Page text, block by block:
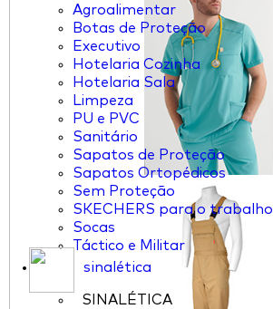
Agroalimentar
Botas de Proteção
Executivo
Hotelaria Cozinha
Hotelaria Sala
Limpeza
PU e PVC
Sanitário
Sapatos de Proteção
Sapatos Ortopédicos
Sem Proteção
SKECHERS para o trabalho
Socas
Táctico e Militar
sinalética
SINALÉTICA